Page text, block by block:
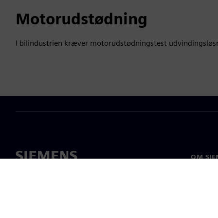
Motorudstødning
I bilindustrien kræver motorudstødningstest
OM